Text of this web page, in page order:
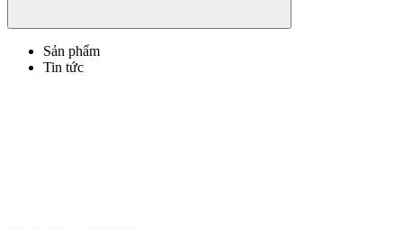
Sản phẩm
Tin tức